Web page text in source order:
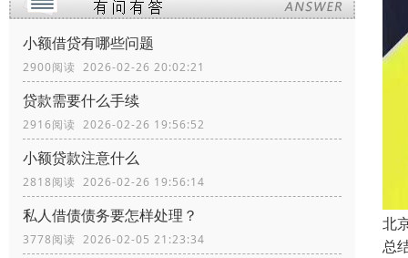
小额借贷有哪些问题
2900阅读 2026-02-26 20:02:21
贷款需要什么手续
2916阅读 2026-02-26 19:56:52
小额贷款注意什么
2818阅读 2026-02-26 19:56:14
私人借债债务要怎样处理？
3778阅读 2026-02-05 21:23:34
北
总